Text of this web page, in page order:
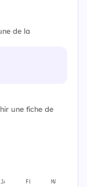
de la
une fiche de
JANV. FÉVR. MARS